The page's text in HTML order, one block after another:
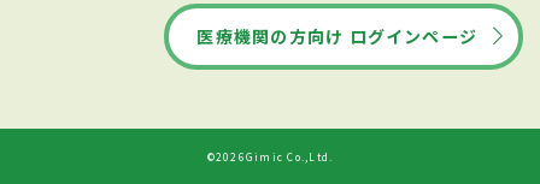
医療機関の方向け ログインページ
©2026Gimic Co.,Ltd.